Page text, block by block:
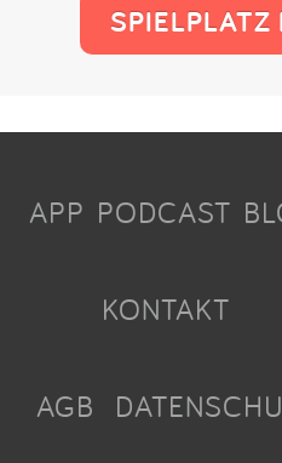
SPIELPLATZ
APP PODCAST
KONTAKT
AGB